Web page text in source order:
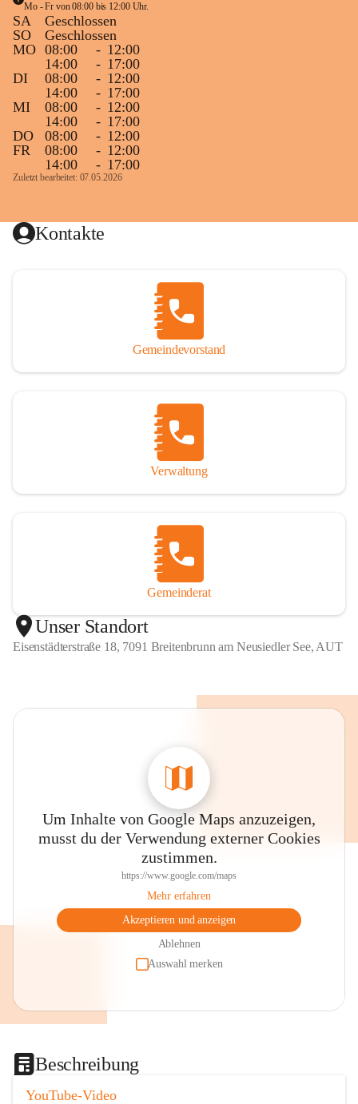
Mo - Fr von 08:00 bis 12:00 Uhr.
SA
Geschlossen
SO
Geschlossen
MO 08:00 - 12:00
14:00
- 17:00
DI
08:00 - 12:00
14:00
- 17:00
MI
08:00 - 12:00
14:00
- 17:00
DO
08:00 - 12:00
FR
08:00 - 12:00
14:00
- 17:00
Zuletzt bearbeitet: 07.05.2026
Kontakte
Gemeindevorstand
Verwaltung
Gemeinderat
Unser Standort
Eisenstädterstraße 18, 7091 Breitenbrunn am Neusiedler See, AUT
Um Inhalte von Google Maps anzuzeigen,
musst du der Verwendung externer Cookies
zustimmen.
https://www.google.com/maps
Mehr erfahren
Akzeptieren und anzeigen
Ablehnen
Auswahl merken
Beschreibung
YouTube-Video